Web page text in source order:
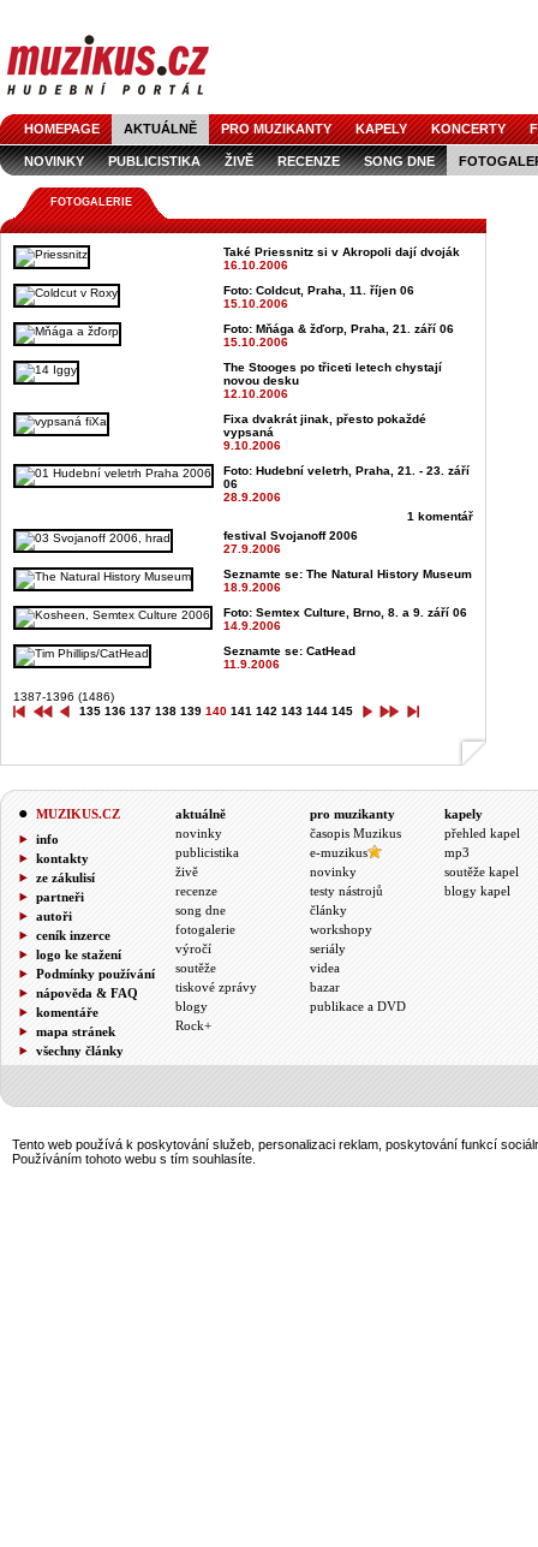
HOMEPAGE AKTUÁLNĚ PRO MUZIKANTY KAPELY KONCERTY
NOVINKY PUBLICISTIKA ŽIVĚ RECENZE SONG DNE
FOTOGALERIE
Také Priessnitz si v Akropoli dají dvoják
16.10.2006
Foto: Coldcut, Praha, 11. říjen 06
15.10.2006
Foto: Mňága & žďorp, Praha, 21. září 06
15.10.2006
The Stooges po třiceti letech chystají
novou desku
12.10.2006
Fixa dvakrát jinak, přesto pokaždé
vypsaná
9.10.2006
Foto: Hudební veletrh, Praha, 21. - 23. září
06
28.9.2006
1 komentář
festival Svojanoff 2006
27.9.2006
Seznamte se: The Natural History Museum
18.9.2006
Foto: Semtex Culture, Brno, 8. a 9. září 06
14.9.2006
Seznamte se: CatHead
11.9.2006
1387-1396 (1486)
135 136 137 138 139 140 141 142 143 144 145
MUZIKUS.CZ
info
kontakty
ze zákulisí
partneři
autoři
ceník inzerce
logo ke stažení
Podmínky používání
nápověda & FAQ
komentáře
mapa stránek
všechny články
aktuálně
novinky
publicistika
živě
recenze
song dne
fotogalerie
výročí
soutěže
tiskové zprávy
blogy
Rock+
pro muzikanty
časopis Muzikus
e-muzikus
novinky
testy nástrojů
články
workshopy
seriály
videa
bazar
publikace a DVD
kapely
přehled kapel
mp3
soutěže kapel
blogy kapel
Tento web používá k poskytování služeb, personalizaci reklam, poskytování funkcí
Používáním tohoto webu s tím souhlasíte.